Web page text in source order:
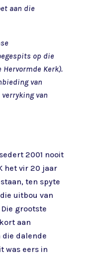
aan die
op die
Kerk).
van
van
2001 nooit
het vir 20 jaar
ten spyte
uitbou van
grootste
aan
die dalende
was eers in